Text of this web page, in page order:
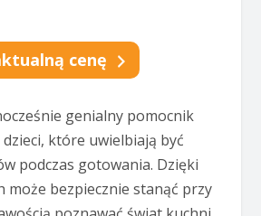
cenę
genialny pomocnik
które uwielbiają być
podczas gotowania. Dzięki
może bezpiecznie stanąć przy